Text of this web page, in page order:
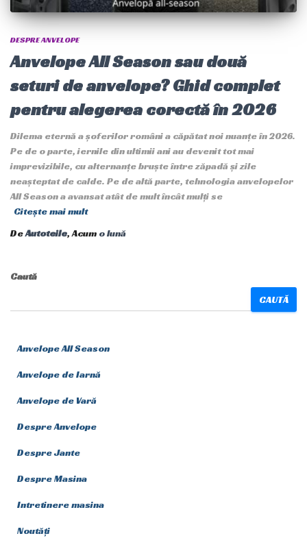
DESPRE ANVELOPE
Anvelope All Season sau două
seturi de anvelope? Ghid complet
pentru alegerea corectă în 2026
Dilema eternă a șoferilor români a căpătat noi nuanțe în 2026.
Pe de o parte, iernile din ultimii ani au devenit tot mai
imprevizibile, cu alternanțe bruște între zăpadă și zile
neașteptat de calde. Pe de altă parte, tehnologia anvelopelor
All Season a avansat atât de mult încât mulți se
Citește mai mult
DeAutoteile, Acum o lună
Caută
CAUTĂ
Anvelope All Season
Anvelope de Iarnă
Anvelope de Vară
Despre Anvelope
Despre Jante
Despre Masina
Intretinere masina
Noutăți